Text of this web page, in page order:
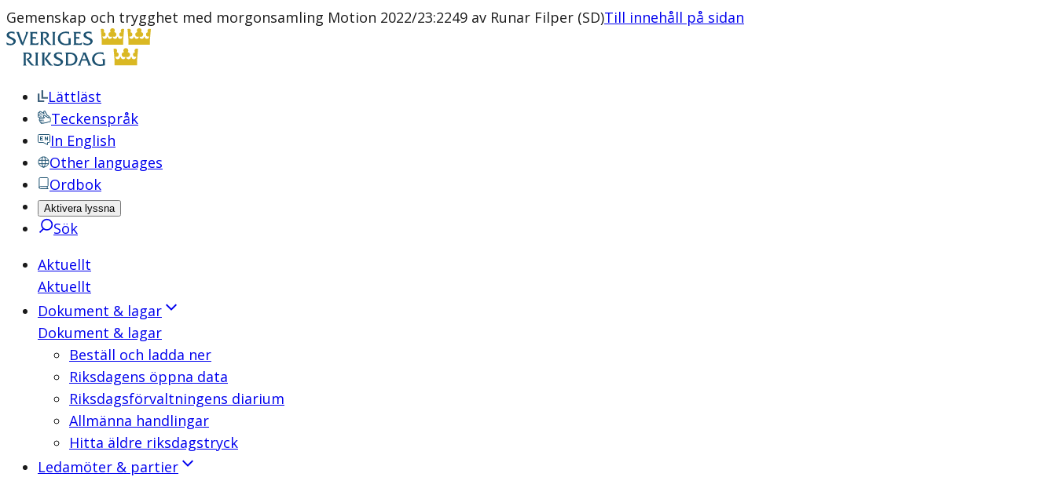
Gemenskap och trygghet med morgonsamling Motion 2022/23:2249 av Runar Filper (SD)Till innehåll på sidan
Lättläst
Teckenspråk
In English
Other languages
Ordbok
Aktivera lyssna
Sök
Aktuellt
Aktuellt
Dokument & lagar
Dokument & lagar
Beställ och ladda ner
Riksdagens öppna data
Riksdagsförvaltningens diarium
Allmänna handlingar
Hitta äldre riksdagstryck
Ledamöter & partier